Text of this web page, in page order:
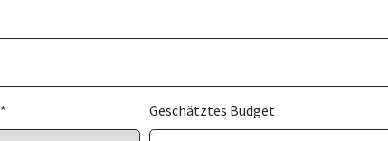
* Geschätztes Budget